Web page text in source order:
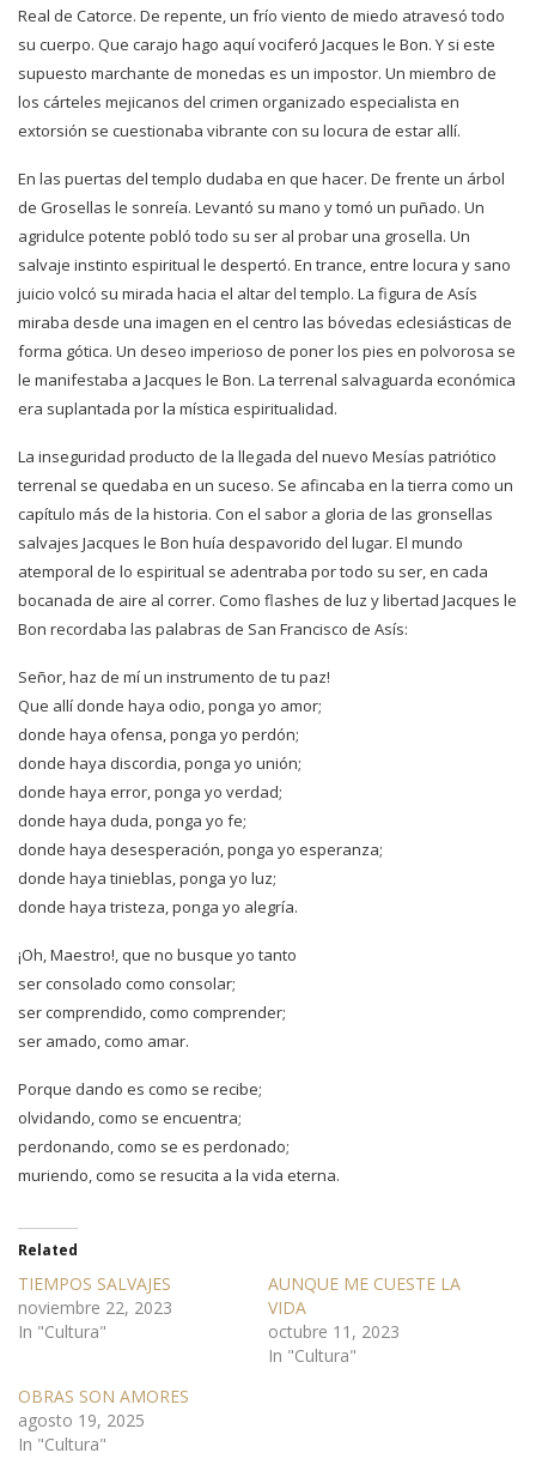
Real de Catorce. De repente, un frío viento de miedo atravesó todo
su cuerpo. Que carajo hago aquí vociferó Jacques le Bon. Y si este
supuesto marchante de monedas es un impostor. Un miembro de
los cárteles mejicanos del crimen organizado especialista en
extorsión se cuestionaba vibrante con su locura de estar allí.
En las puertas del templo dudaba en que hacer. De frente un árbol
de Grosellas le sonreía. Levantó su mano y tomó un puñado. Un
agridulce potente pobló todo su ser al probar una grosella. Un
salvaje instinto espiritual le despertó. En trance, entre locura y sano
juicio volcó su mirada hacia el altar del templo. La figura de Asís
miraba desde una imagen en el centro las bóvedas eclesiásticas de
forma gótica. Un deseo imperioso de poner los pies en polvorosa se
le manifestaba a Jacques le Bon. La terrenal salvaguarda económica
era suplantada por la mística espiritualidad.
La inseguridad producto de la llegada del nuevo Mesías patriótico
terrenal se quedaba en un suceso. Se afincaba en la tierra como un
capítulo más de la historia. Con el sabor a gloria de las gronsellas
salvajes Jacques le Bon huía despavorido del lugar. El mundo
atemporal de lo espiritual se adentraba por todo su ser, en cada
bocanada de aire al correr. Como flashes de luz y libertad Jacques le
Bon recordaba las palabras de San Francisco de Asís:
Señor, haz de mí un instrumento de tu paz!
Que allí donde haya odio, ponga yo amor;
donde haya ofensa, ponga yo perdón;
donde haya discordia, ponga yo unión;
donde haya error, ponga yo verdad;
donde haya duda, ponga yo fe;
donde haya desesperación, ponga yo esperanza;
donde haya tinieblas, ponga yo luz;
donde haya tristeza, ponga yo alegría.
¡Oh, Maestro!, que no busque yo tanto
ser consolado como consolar;
ser comprendido, como comprender;
ser amado, como amar.
Porque dando es como se recibe;
olvidando, como se encuentra;
perdonando, como se es perdonado;
muriendo, como se resucita a la vida eterna.
Related
TIEMPOS SALVAJES
noviembre 22, 2023
In "Cultura"
AUNQUE ME CUESTE LA
VIDA
octubre 11, 2023
In "Cultura"
OBRAS SON AMORES
agosto 19, 2025
In "Cultura"